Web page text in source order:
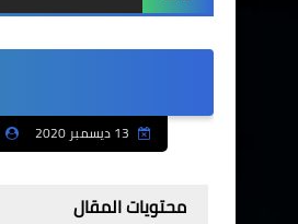
محتويات المقال